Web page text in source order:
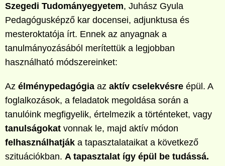
Szegedi Tudományegyetem, Juhász Gyula
Pedagógusképző kar docensei, adjunktusa és
mesteroktatója írt. Ennek az anyagnak a
tanulmányozásából merítettük a legjobban
használható módszereinket:
Az élménypedagógiaaz aktív cselekvésreépül. A
foglalkozások, a feladatok megoldása során a
tanulóink megfigyelik, értelmezik a történteket, vagy
tanulságokatvonnak le, majd aktív módon
felhasználhatjáka tapasztalataikat a következő
szituációkban. A tapasztalat így épül be tudássá.